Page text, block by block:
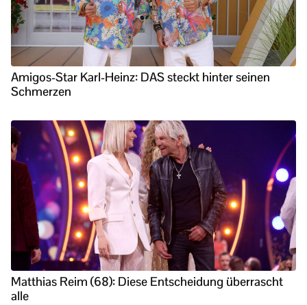
Amigos-Star Karl-Heinz: DAS steckt hinter seinen
Schmerzen
Matthias Reim (68): Diese Entscheidung überrascht
alle